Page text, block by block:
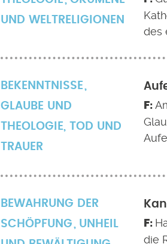
UND WELTRELIGIONEN
des
BEKENNTNISSE
GLAUBE UND
THEOLOGIE, TOD UND
TRAUER
BEWAHRUNG DER
SCHÖPFUNG
UNHEIL
die